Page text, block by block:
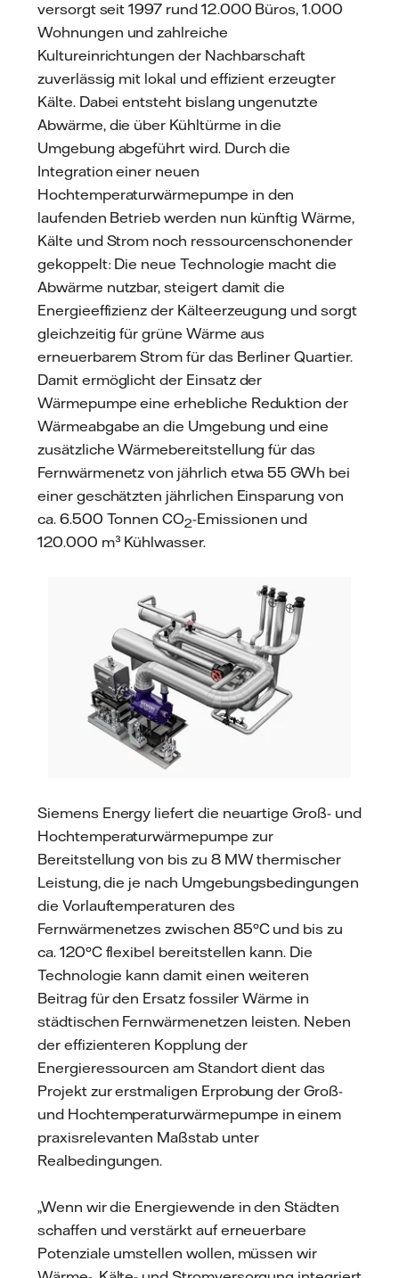
versorgt seit 1997 rund 12.000 Büros, 1.000
Wohnungen und zahlreiche
Kultureinrichtungen der Nachbarschaft
zuverlässig mit lokal und effizient erzeugter
Kälte. Dabei entsteht bislang ungenutzte
Abwärme, die über Kühltürme in die
Umgebung abgeführt wird. Durch die
Integration einer neuen
Hochtemperaturwärmepumpe in den
laufenden Betrieb werden nun künftig Wärme,
Kälte und Strom noch ressourcenschonender
gekoppelt: Die neue Technologie macht die
Abwärme nutzbar, steigert damit die
Energieeffizienz der Kälteerzeugung und sorgt
gleichzeitig für grüne Wärme aus
erneuerbarem Strom für das Berliner Quartier.
Damit ermöglicht der Einsatz der
Wärmepumpe eine erhebliche Reduktion der
Wärmeabgabe an die Umgebung und eine
zusätzliche Wärmebereitstellung für das
Fernwärmenetz von jährlich etwa 55 GWh bei
einer geschätzten jährlichen Einsparung von
ca. 6.500 Tonnen CO2-Emissionen und
120.000 m³ Kühlwasser.
Siemens Energy liefert die neuartige Groß- und
Hochtemperaturwärmepumpe zur
Bereitstellung von bis zu 8 MW thermischer
Leistung, die je nach Umgebungsbedingungen
die Vorlauftemperaturen des
Fernwärmenetzes zwischen 85°C und bis zu
ca. 120°C flexibel bereitstellen kann. Die
Technologie kann damit einen weiteren
Beitrag für den Ersatz fossiler Wärme in
städtischen Fernwärmenetzen leisten. Neben
der effizienteren Kopplung der
Energieressourcen am Standort dient das
Projekt zur erstmaligen Erprobung der Groß-
und Hochtemperaturwärmepumpe in einem
praxisrelevanten Maßstab unter
Realbedingungen.
„Wenn wir die Energiewende in den Städten
schaffen und verstärkt auf erneuerbare
Potenziale umstellen wollen, müssen wir